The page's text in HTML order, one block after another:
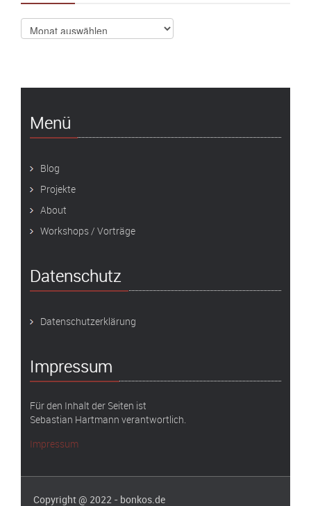
Archiv
Menü
Blog
Projekte
About
Workshops / Vorträge
Datenschutz
Datenschutzerklärung
Impressum
Für den Inhalt der Seiten ist
Sebastian Hartmann verantwortlich.
Impressum
Copyright @ 2022 - bonkos.de